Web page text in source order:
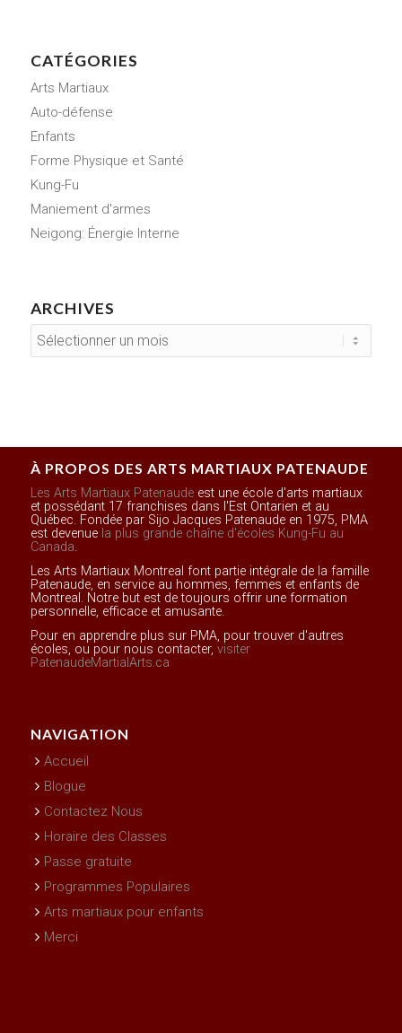
CATÉGORIES
Arts Martiaux
Auto-défense
Enfants
Forme Physique et Santé
Kung-Fu
Maniement d'armes
Neigong: Énergie Interne
ARCHIVES
À PROPOS DES ARTS MARTIAUX PATENAUDE
Les Arts Martiaux Patenaudeest une école d'arts martiaux
et possédant 17 franchises dans l'Est Ontarien et au
Québec. Fondée par Sijo Jacques Patenaude en 1975, PMA
est devenue la plus grande chaîne d'écoles Kung-Fu au
Canada.
Les Arts Martiaux Montreal font partie intégrale de la famille
Patenaude, en service au hommes, femmes et enfants de
Montreal. Notre but est de toujours offrir une formation
personnelle, efficace et amusante.
Pour en apprendre plus sur PMA, pour trouver d'autres
écoles, ou pour nous contacter, visiter
PatenaudeMartialArts.ca
NAVIGATION
Accueil
Blogue
Contactez Nous
Horaire des Classes
Passe gratuite
Programmes Populaires
Arts martiaux pour enfants
Merci